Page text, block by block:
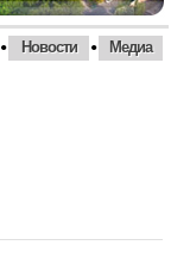
• Новости • Медиа